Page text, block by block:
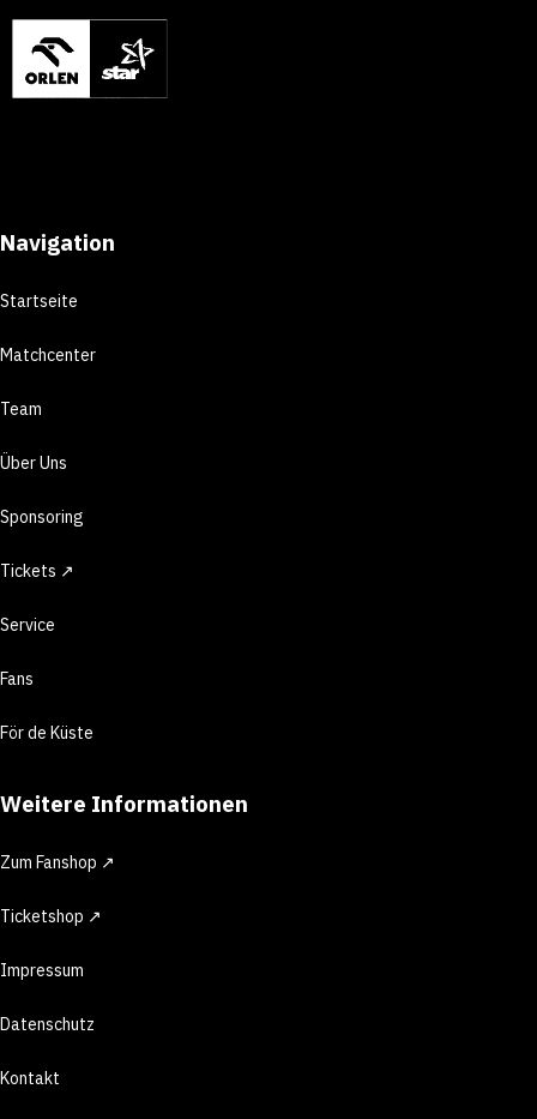
Navigation
Startseite
Matchcenter
Team
Über Uns
Sponsoring
Tickets ↗
Service
Fans
För de Küste
Weitere Informationen
Zum Fanshop ↗
Ticketshop ↗
Impressum
Datenschutz
Kontakt